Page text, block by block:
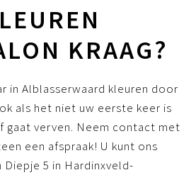
KRAAG?
in Alblasserwaard kleuren door
als het niet uw eerste keer is
gaat verven. Neem contact met
een afspraak! U kunt ons
Diepje 5 in Hardinxveld-